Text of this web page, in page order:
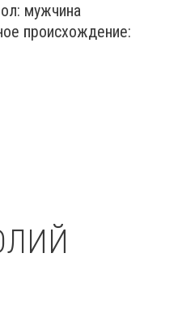
мужчина
происхождение: